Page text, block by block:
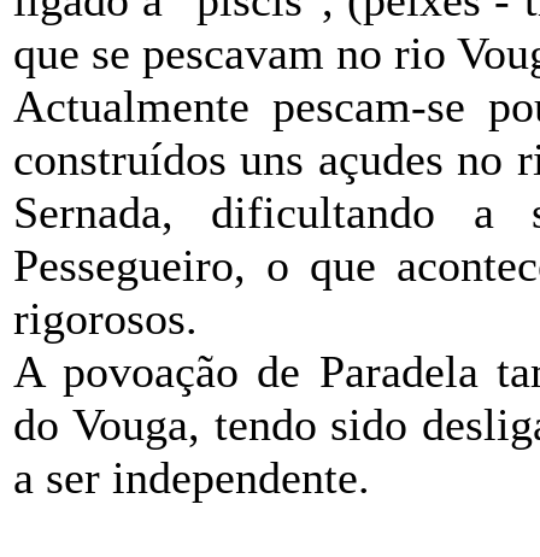
que se pescavam no rio
Actualmente pescam-se
construídos uns açudes no
Sernada, dificultando
Pessegueiro, o que
rigorosos.
A povoação de Paradela
do Vouga, tendo sido
a ser independente.